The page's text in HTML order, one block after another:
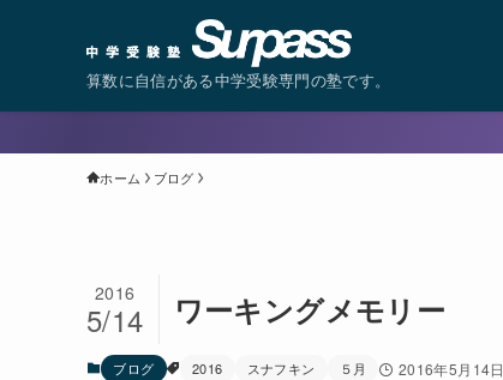
算数に自信がある中学受験専門の塾です。
ホーム ブログ
ワーキングメモリー
2016
5/14
ブログ 2016 スナフキン ５月 2016年5月14日